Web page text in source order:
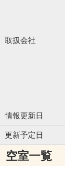
取扱会社
情報更新日
更新予定日
空室一覧